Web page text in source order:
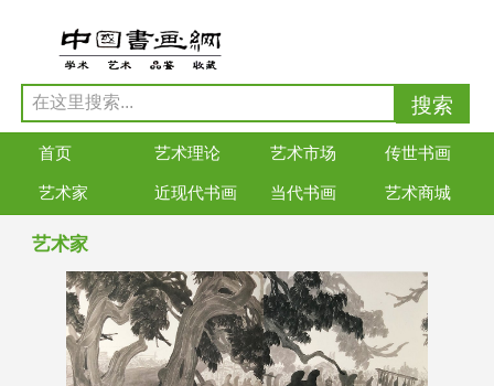
首页 艺术理论 艺术市场 传世书画
艺术家 近现代书画 当代书画 艺术商城
艺术家